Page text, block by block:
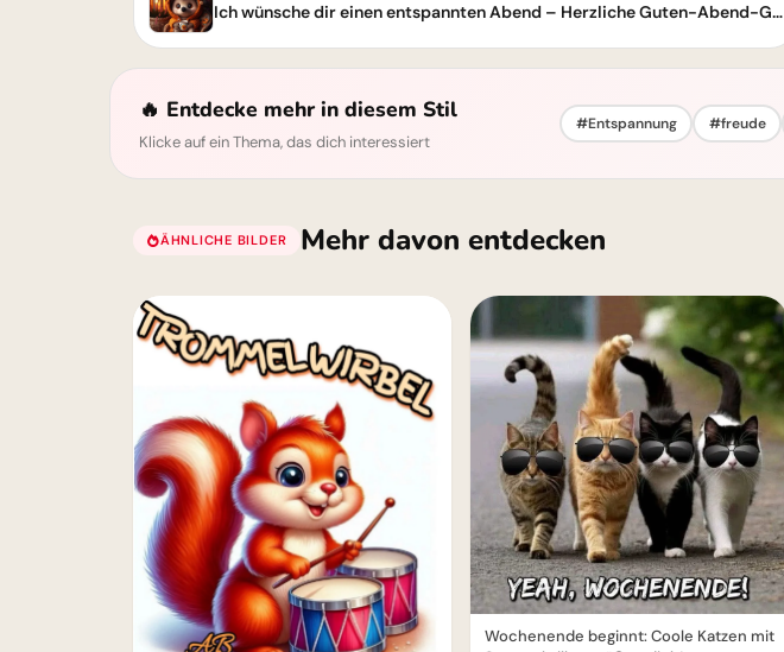
Ich wünsche dir einen entspannten Abend – Herzliche Guten-Abend-Grüße
🔥 Entdecke mehr in diesem Stil
Klicke auf ein Thema, das dich interessiert
#Entspannung #freude
ÄHNLICHE BILDER Mehr davon entdecken
Wochenende beginnt: Coole Katzen mit